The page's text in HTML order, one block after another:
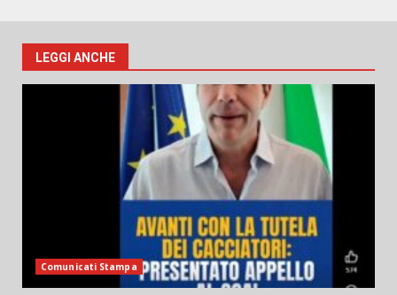
LEGGI ANCHE
Comunicati Stampa